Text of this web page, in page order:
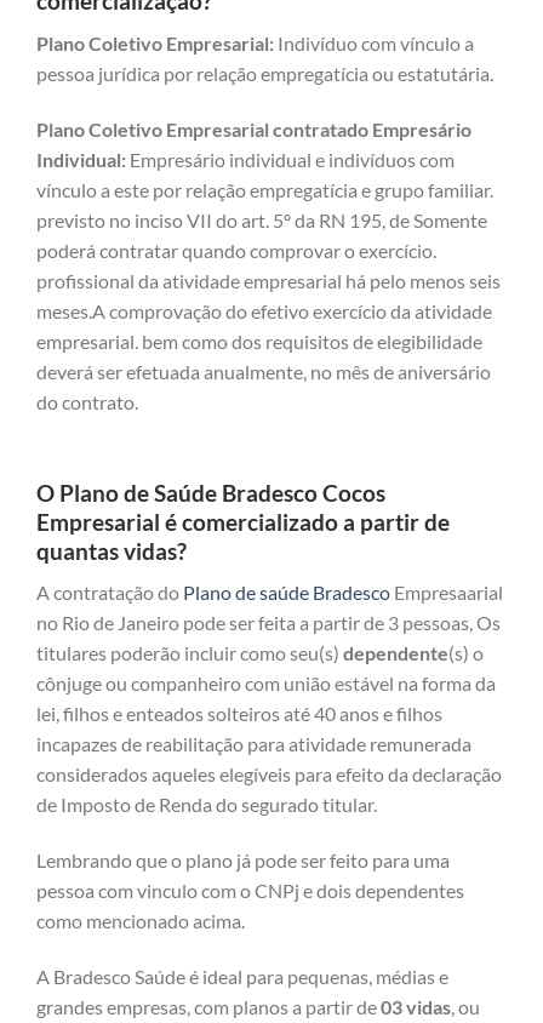
Plano Coletivo Empresarial: Indivíduo com vínculo a
pessoa jurídica por relação empregatícia ou estatutária.
Plano Coletivo Empresarial contratado Empresário
Individual: Empresário individual e indivíduos com
vínculo a este por relação empregatícia e grupo familiar.
previsto no inciso VII do art. 5º da RN 195, de Somente
poderá contratar quando comprovar o exercício.
profissional da atividade empresarial há pelo menos seis
meses.A comprovação do efetivo exercício da atividade
empresarial. bem como dos requisitos de elegibilidade
deverá ser efetuada anualmente, no mês de aniversário
do contrato.
O Plano de Saúde Bradesco Cocos
Empresarial é comercializado a partir de
quantas vidas?
A contratação do Plano de saúde Bradesco Empresaarial
no Rio de Janeiro pode ser feita a partir de 3 pessoas, Os
titulares poderão incluir como seu(s) dependente(s) o
cônjuge ou companheiro com união estável na forma da
lei, filhos e enteados solteiros até 40 anos e filhos
incapazes de reabilitação para atividade remunerada
considerados aqueles elegíveis para efeito da declaração
de Imposto de Renda do segurado titular.
Lembrando que o plano já pode ser feito para uma
pessoa com vinculo com o CNPj e dois dependentes
como mencionado acima.
A Bradesco Saúde é ideal para pequenas, médias e
grandes empresas, com planos a partir de03 vidas, ou